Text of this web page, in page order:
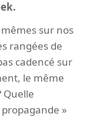
sur nos
rangées de
cadencé sur
le même
Quelle
»